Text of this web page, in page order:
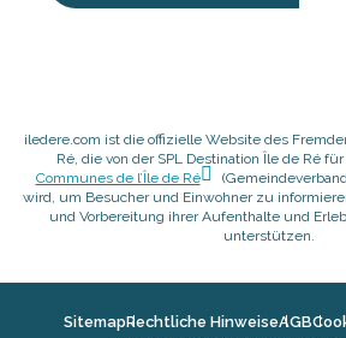
iledere.com ist die offizielle Website des
Ré, die von der SPL Destination Île de Ré
Communes de l’Île de Ré
wird, um Besucher und Einwohner zu
und Vorbereitung ihrer Aufenthalte und
unterstützen.
SitemapRechtliche HinweiseAGB